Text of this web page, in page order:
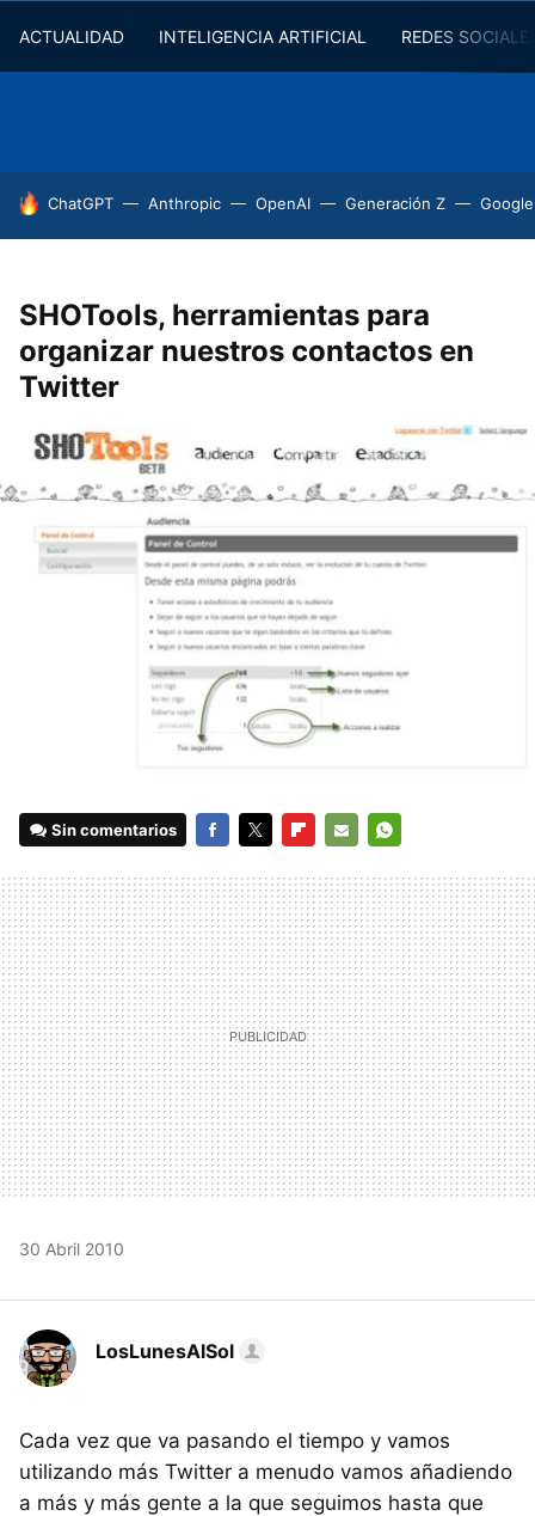
ACTUALIDAD INTELIGENCIA ARTIFICIAL REDES
HOY SE HABLA DE
ChatGPT Anthropic OpenAI Generación Z
SHOTools, herramientas para
organizar nuestros contactos en
Twitter
Sin comentarios
MAIL
30 Abril 2010
LosLunesAlSol
Cada vez que va pasando el tiempo y vamos
utilizando más Twitter a menudo vamos añadiendo
a más y más gente a la que seguimos hasta que